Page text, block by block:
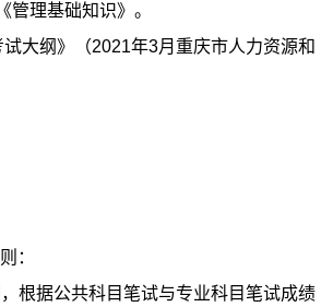
管理基础知识》。
大纲》（2021年3月重庆市人力资源和
：
根据公共科目笔试与专业科目笔试成绩